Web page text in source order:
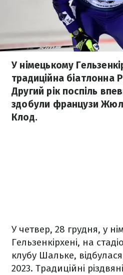
У німецькому
традиційна біатлонна
Другий рік поспіль
здобули французи
Клод.
У четвер, 28 грудня, у
Гельзенкірхені, на
клубу Шальке,
2023. Традиційні